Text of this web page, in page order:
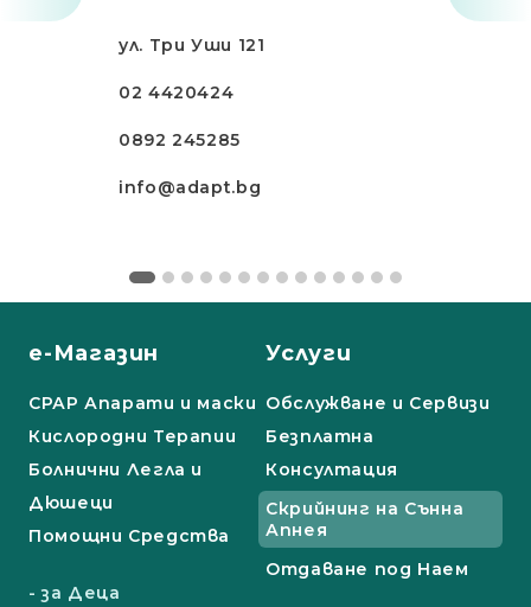
ул. Три Уши 121
02 4420424
0892 245285
info@adapt.bg
е-Магазин
СРАР Апарати и маски
Кислородни Терапии
Болнични Легла и
Дюшеци
Помощни Средства
- за Деца
Услуги
Обслужване и Сервизи
Безплатна
Консултация
Скрийнинг на Сънна
Апнея
Отдаване под Наем